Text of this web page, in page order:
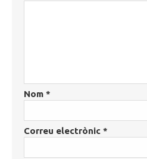
Nom *
Correu electrònic *